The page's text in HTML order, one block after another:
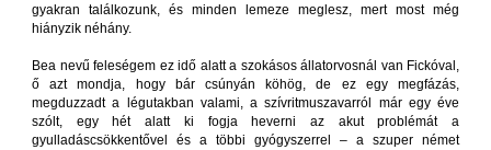
gyakran találkozunk, és minden lemeze meglesz, mert most még
hiányzik néhány.
Bea nevű feleségem ez idő alatt a szokásos állatorvosnál van Fickóval,
ő azt mondja, hogy bár csúnyán köhög, de ez egy megfázás,
megduzzadt a légutakban valami, a szívritmuszavarról már egy éve
szólt, egy hét alatt ki fogja heverni az akut problémát a
gyulladáscsökkentővel és a többi gyógyszerrel – a szuper német